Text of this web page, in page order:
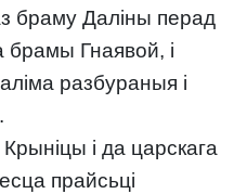
браму Даліны перад
брамы Гнаявой, і
разбураныя і
і да царскага
прайсьці